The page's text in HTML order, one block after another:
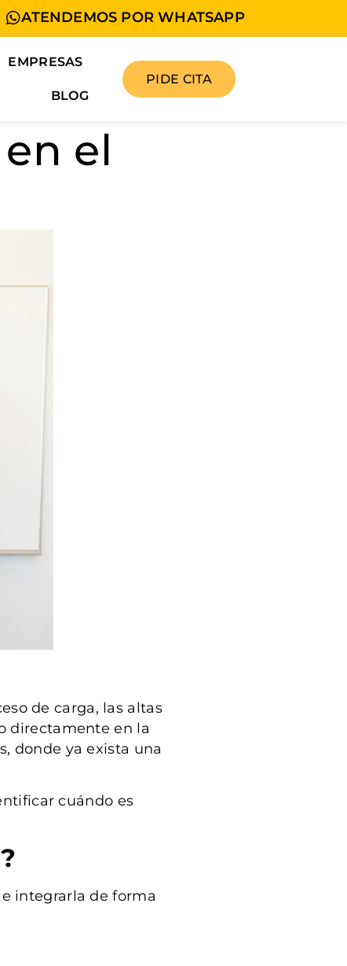
ATENDEMOS POR WHATSAPP
EMPRESAS
BLOG
PIDE CITA
el
de carga, las altas
directamente en la
donde ya exista una
cuándo es
integrarla de forma